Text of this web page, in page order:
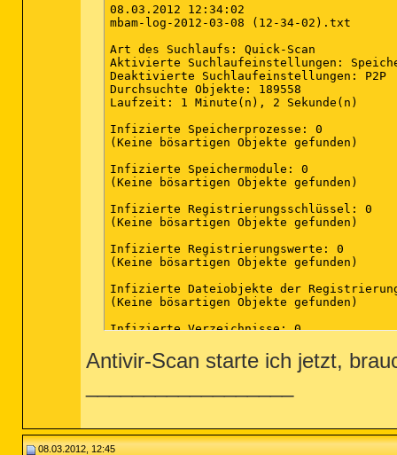
08.03.2012 12:34:02
mbam-log-2012-03-08 (12-34-02).txt
Art des Suchlaufs: Quick-Scan
Aktivierte Suchlaufeinstellungen:
Deaktivierte Suchlaufeinstellungen: P2P
Durchsuchte Objekte: 189558
Laufzeit: 1 Minute(n), 2 Sekunde(n)
Infizierte Speicherprozesse: 0
(Keine bösartigen Objekte gefunden)
Infizierte Speichermodule: 0
(Keine bösartigen Objekte gefunden)
Infizierte Registrierungsschlüssel: 0
(Keine bösartigen Objekte gefunden)
Infizierte Registrierungswerte: 0
(Keine bösartigen Objekte gefunden)
Infizierte Dateiobjekte der
(Keine bösartigen Objekte gefunden)
Infizierte Verzeichnisse: 0
Infizierte Dateien: 0
Antivir-Scan starte ich jetzt,
08.03.2012, 12:45